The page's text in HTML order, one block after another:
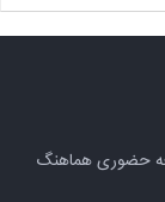
خ پامنار، پلاک۲۷ (مراجعه حضوری هماهنگ